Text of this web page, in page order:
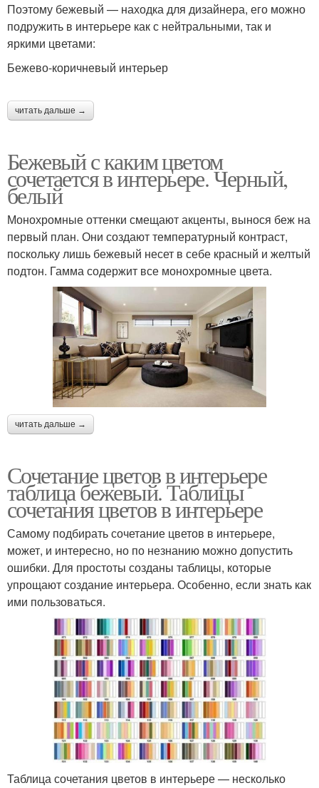
Поэтому бежевый — находка для дизайнера, его можно
подружить в интерьере как с нейтральными, так и
яркими цветами:
Бежево-коричневый интерьер
читать дальше →
Бежевый с каким цветом
сочетается в интерьере. Черный,
белый
Монохромные оттенки смещают акценты, вынося беж на
первый план. Они создают температурный контраст,
поскольку лишь бежевый несет в себе красный и желтый
подтон. Гамма содержит все монохромные цвета.
читать дальше →
Сочетание цветов в интерьере
таблица бежевый. Таблицы
сочетания цветов в интерьере
Самому подбирать сочетание цветов в интерьере,
может, и интересно, но по незнанию можно допустить
ошибки. Для простоты созданы таблицы, которые
упрощают создание интерьера. Особенно, если знать как
ими пользоваться.
Таблица сочетания цветов в интерьере — несколько